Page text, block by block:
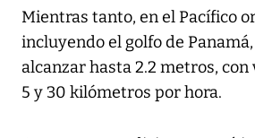
Mientras tanto, en el Pacífico
incluyendo el golfo de
alcanzar hasta 2.2 metros,
5 y 30 kilómetros por hora.